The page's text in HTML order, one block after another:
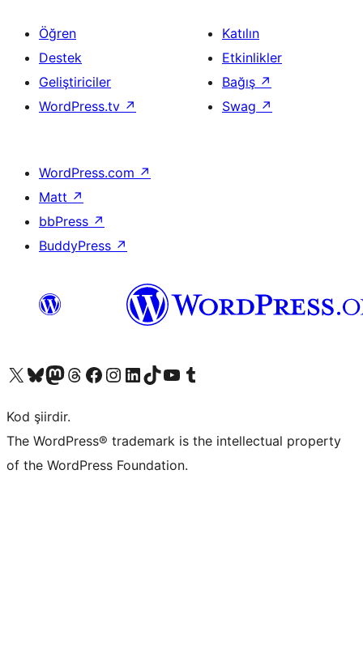
Öğren
Destek
Geliştiriciler
WordPress.tv ↗
Katılın
Etkinlikler
Bağış ↗
Swag ↗
WordPress.com ↗
Matt ↗
bbPress ↗
BuddyPress ↗
X (eski Twitter) hesabımıza bakın
Bluesky hesabımızı ziyaret edinMastodon hesabımızı ziyaret edinThreads hesabımızı ziyaret edinFacebook sayfamızı ziyaret edinInstagram hesabımızı ziyaret edinLinkedIn hesabımızı ziyaret edinTikTok hesabımızı ziyaret edinYouTube kanalımızı ziyaret edinTumblr hesabımızı ziyaret edin
Kod şiirdir.
The WordPress® trademark is the intellectual property
of the WordPress Foundation.